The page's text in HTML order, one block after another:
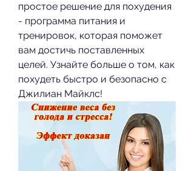
простое решение для похудения
- программа питания и
тренировок, которая поможет
вам достичь поставленных
целей. Узнайте больше о том, как
похудеть быстро и безопасно с
Джилиан Майклс!